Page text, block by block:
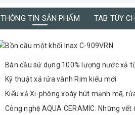
THÔNG TIN SẢN PHẨM TAB TÙY
Bàn cầu sử dụng 100% lượng nước xả
Kỹ thuật xả rửa vành Rim kiểu mới
Kiểu xả Xi-phông xoáy hút mạnh mẽ,
Công nghệ AQUA CERAMIC: Những